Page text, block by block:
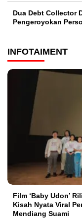
Dua Debt Collector
Pengeroyokan
INFOTAIMENT
Film ‘Baby Udon’
Kisah Nyata Viral
Mendiang Suami